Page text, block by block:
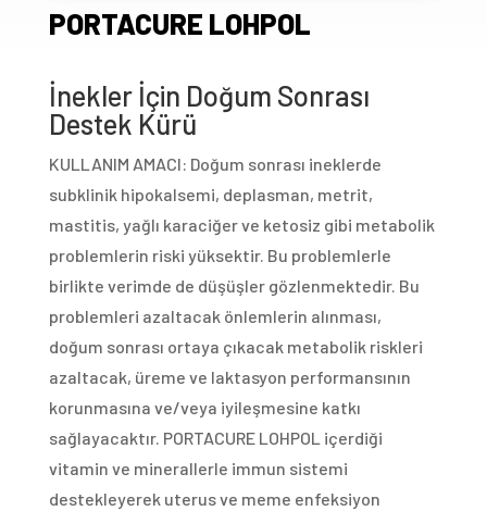
PORTACURE LOHPOL
İnekler İçin Doğum Sonrası
Destek Kürü
KULLANIM AMACI: Doğum sonrası ineklerde
subklinik hipokalsemi, deplasman, metrit,
mastitis, yağlı karaciğer ve ketosiz gibi metabolik
problemlerin riski yüksektir. Bu problemlerle
birlikte verimde de düşüşler gözlenmektedir. Bu
problemleri azaltacak önlemlerin alınması,
doğum sonrası ortaya çıkacak metabolik riskleri
azaltacak, üreme ve laktasyon performansının
korunmasına ve/veya iyileşmesine katkı
sağlayacaktır. PORTACURE LOHPOL içerdiği
vitamin ve minerallerle immun sistemi
destekleyerek uterus ve meme enfeksiyon